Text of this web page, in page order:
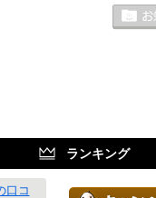
ランキング
口コ